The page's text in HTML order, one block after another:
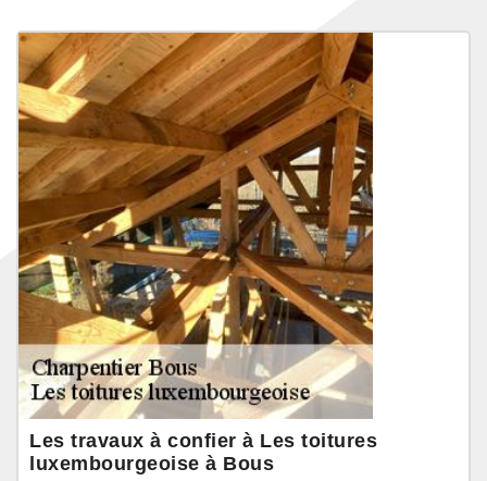
Les travaux à confier à Les toitures
luxembourgeoise à Bous